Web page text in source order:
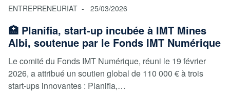
ENTREPRENEURIAT 25/03/2026
🏥 Planifia, start-up incubée à IMT Mines
Albi, soutenue par le Fonds IMT Numérique
Le comité du Fonds IMT Numérique, réuni le 19 février
2026, a attribué un soutien global de 110 000 € à trois
start-ups innovantes : Planifia,…